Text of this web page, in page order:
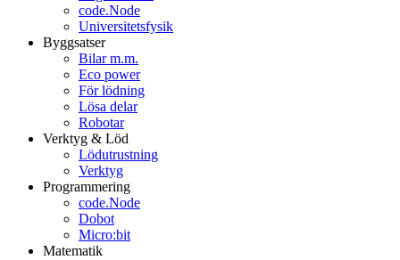
code.Node
Universitetsfysik
Byggsatser
Bilar m.m.
Eco power
För lödning
Lösa delar
Robotar
Verktyg & Löd
Lödutrustning
Verktyg
Programmering
code.Node
Dobot
Micro:bit
Matematik